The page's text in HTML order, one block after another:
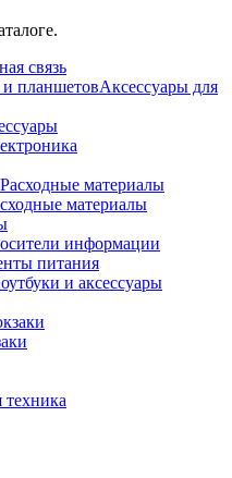
связь
Аксессуары для
материалы
информации
питания
и аксессуары
техника